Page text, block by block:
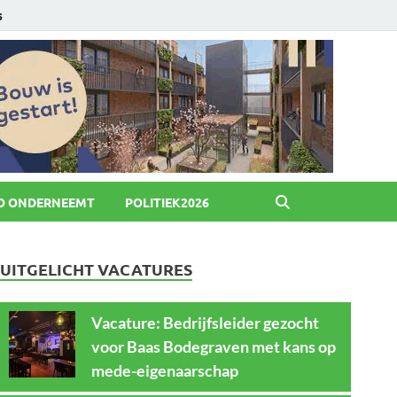
ONDERNEEMT POLITIEK2026
UITGELICHT VACATURES
Vacature: Bedrijfsleider gezocht
voor Baas Bodegraven met kans op
mede-eigenaarschap